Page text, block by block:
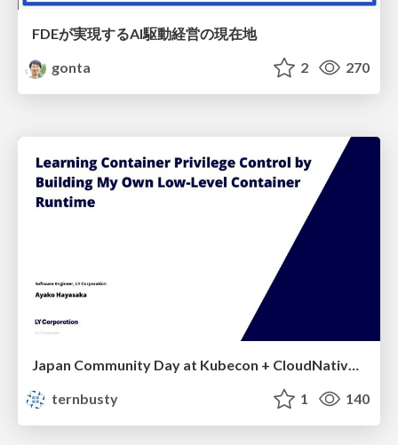
FDEが実現するAI駆動経営の現在地
gonta
2 270
ternbusty
1 140